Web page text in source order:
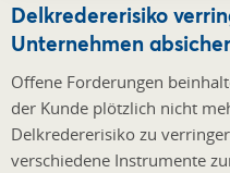
Delkredererisiko
Unternehmen
Offene Forderungen
der Kunde plötzlich nicht
Delkredererisiko zu
verschiedene Instrumente